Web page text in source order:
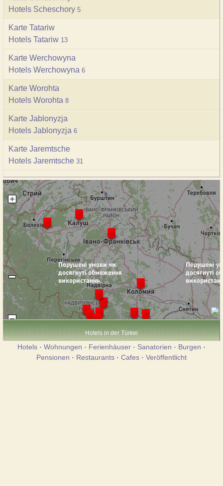
Hotels Scheschory 5
Karte Tatariw
Hotels Tatariw 13
Karte Werchowyna
Hotels Werchowyna 6
Karte Worohta
Hotels Worohta 8
Karte Jablonyzja
Hotels Jablonyzja 6
Karte Jaremtsche
Hotels Jaremtsche 31
Hotels in der Türkei
Hotels · Wohnungen · Ferienhäuser · Sanatorien · Burgen ·
Pensionen · Restaurants · Cafes · Veröffentlicht